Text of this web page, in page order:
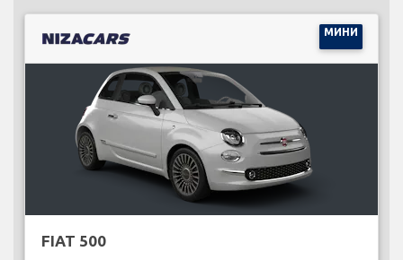
МИНИ
FIAT 500